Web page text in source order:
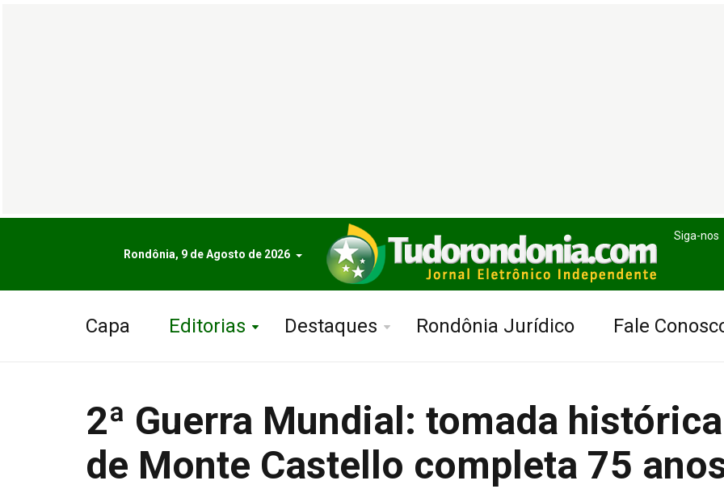
Rondônia, 9 de Agosto de 2026
Siga-nos
Capa Editorias Destaques Rondônia Jurídico Fale
2ª Guerra Mundial: tomada histórica
de Monte Castello completa 75